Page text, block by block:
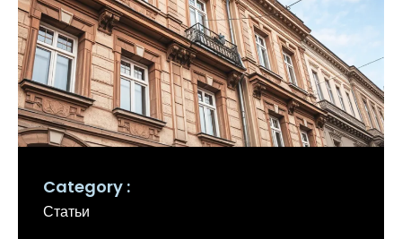
Category
Статьи